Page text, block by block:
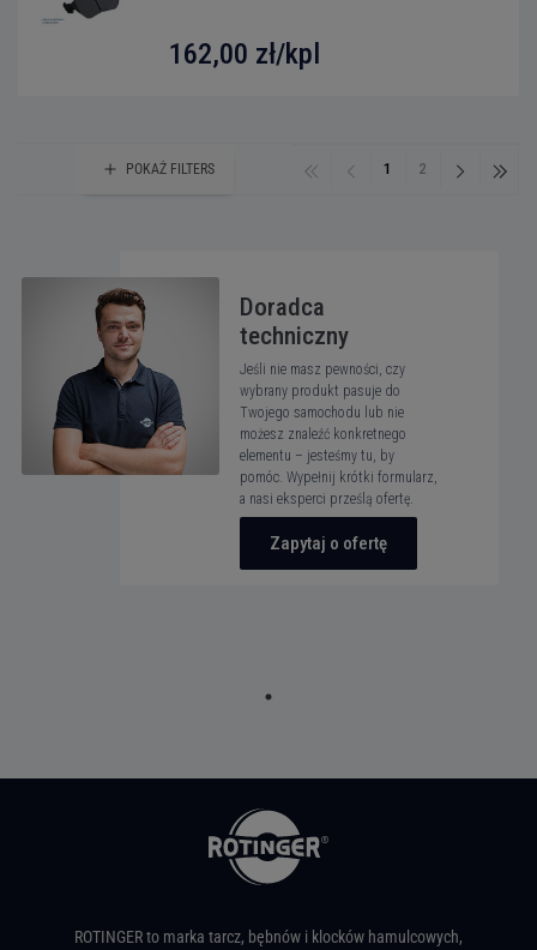
162,00 zł/kpl
POKAŻ FILTERS 1 2
Doradca
techniczny
Jeśli nie masz pewności, czy
wybrany produkt pasuje do
Twojego samochodu lub nie
możesz znaleźć konkretnego
elementu – jesteśmy tu, by
pomóc. Wypełnij krótki formularz,
a nasi eksperci prześlą ofertę.
Zapytaj o ofertę
ROTINGER to marka tarcz, bębnów i klocków hamulcowych,